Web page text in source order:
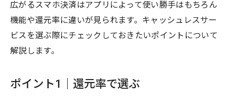
広がるスマホ決済はアプリによって使い勝手はもちろん
機能や還元率に違いが見られます。キャッシュレスサー
ビスを選ぶ際にチェックしておきたいポイントについて
解説します。
ポイント1｜還元率で選ぶ